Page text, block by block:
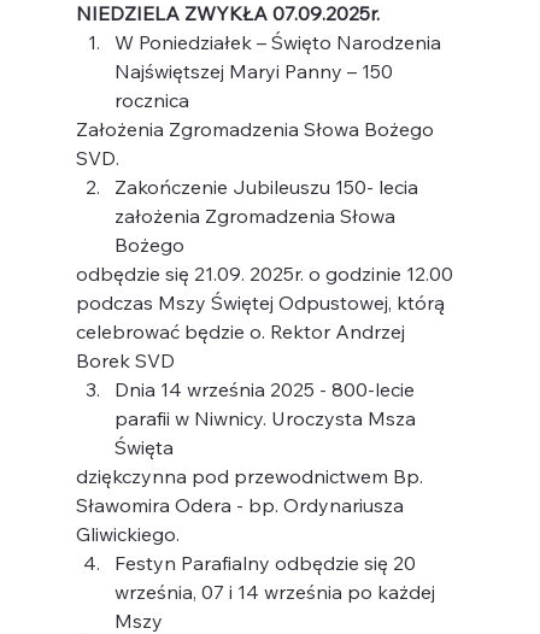
NIEDZIELA ZWYKŁA 07.09.2025r.
W Poniedziałek – Święto Narodzenia
Najświętszej Maryi Panny – 150
rocznica
Założenia Zgromadzenia Słowa Bożego
SVD.
Zakończenie Jubileuszu 150- lecia
założenia Zgromadzenia Słowa
Bożego
odbędzie się 21.09. 2025r. o godzinie 12.00
podczas Mszy Świętej Odpustowej, którą
celebrować będzie o. Rektor Andrzej
Borek SVD
Dnia 14 września 2025 - 800-lecie
parafii w Niwnicy. Uroczysta Msza
Święta
dziękczynna pod przewodnictwem Bp.
Sławomira Odera - bp. Ordynariusza
Gliwickiego.
Festyn Parafialny odbędzie się 20
września, 07 i 14 września po każdej
Mszy